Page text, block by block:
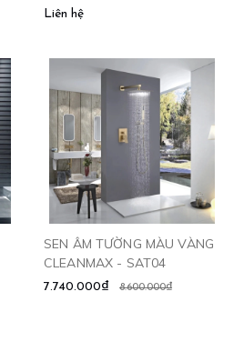
Liên hệ
SEN ÂM TƯỜNG MÀU VÀNG
CLEANMAX - SAT04
7.740.000₫ 8.600.000₫